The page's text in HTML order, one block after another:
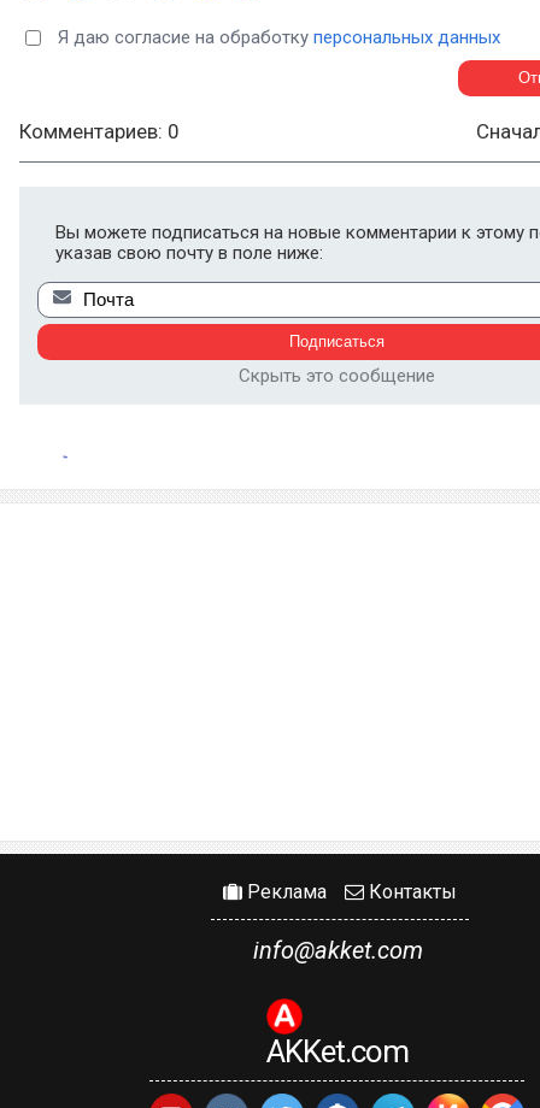
Я даю согласие на обработку персональных данных
Комментариев: 0
Вы можете подписаться на новые комментарии к этому
указав свою почту в поле ниже:
Скрыть это сообщение
Реклама Контакты
info@akket.com
AKKet.com